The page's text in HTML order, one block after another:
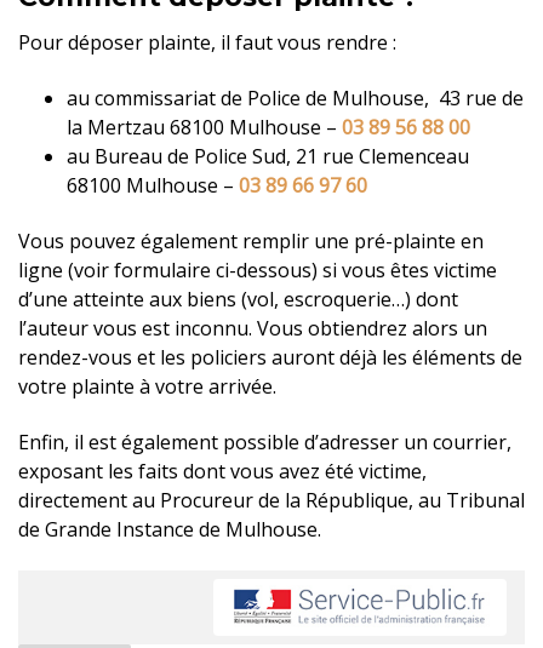
Pour déposer plainte, il faut vous rendre :
au commissariat de Police de Mulhouse, 43 rue de
la Mertzau 68100 Mulhouse – 03 89 56 88 00
au Bureau de Police Sud, 21 rue Clemenceau
68100 Mulhouse – 03 89 66 97 60
Vous pouvez également remplir une pré-plainte en
ligne (voir formulaire ci-dessous) si vous êtes victime
d’une atteinte aux biens (vol, escroquerie…) dont
l’auteur vous est inconnu. Vous obtiendrez alors un
rendez-vous et les policiers auront déjà les éléments de
votre plainte à votre arrivée.
Enfin, il est également possible d’adresser un courrier,
exposant les faits dont vous avez été victime,
directement au Procureur de la République, au Tribunal
de Grande Instance de Mulhouse.